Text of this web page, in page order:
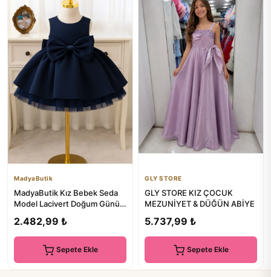
MadyaButik
MadyaButik Kız Bebek Seda
Model Lacivert Doğum Günü
2.482,99 ₺
Sepete Ekle
GLY STORE
GLY STORE KIZ ÇOCUK
MEZUNİYET & DÜĞÜN ABİYE
5.737,99 ₺
Sepete Ekle